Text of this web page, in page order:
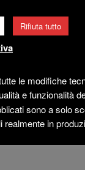
Rifiuta tutto
le modifiche
e funzionalità
sono a solo
realmente in